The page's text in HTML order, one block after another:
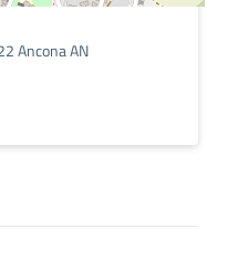
Ancona AN